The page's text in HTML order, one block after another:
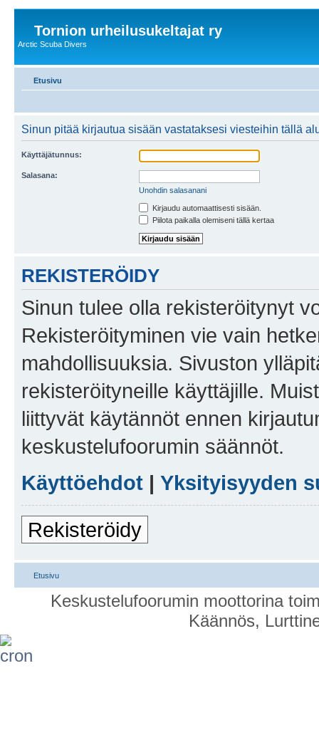
Tornion urheilusukeltajat ry
Arctic Scuba Divers
Etusivu
Sinun pitää kirjautua sisään vastataksesi viesteihin tällä
Käyttäjätunnus:
Salasana:
Unohdin salasanani
Kirjaudu automaattisesti sisään.
Piilota paikalla olemiseni tällä kertaa
REKISTERÖIDY
Sinun tulee olla rekisteröitynyt
Rekisteröityminen vie vain
mahdollisuuksia. Sivuston
rekisteröityneille käyttäjille.
liittyvät käytännöt ennen
keskustelufoorumin säännöt.
Käyttöehdot | Yksityisyyden
Rekisteröidy
Etusivu
Keskustelufoorumin moottorina
Käännös,